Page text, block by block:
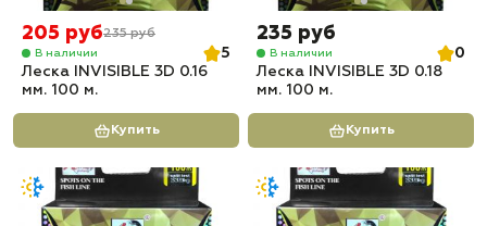
205 руб235 руб
В наличии
5
Леска INVISIBLE 3D 0.16
мм. 100 м.
Купить
235 руб
В наличии
0
Леска INVISIBLE 3D 0.18
мм. 100 м.
Купить